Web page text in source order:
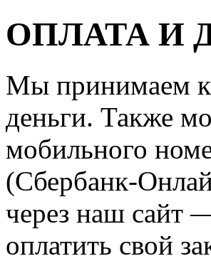
ОПЛАТА И
Мы принимаем к
деньги. Также
мобильного
(Сбербанк-
через наш сайт
оплатить свой